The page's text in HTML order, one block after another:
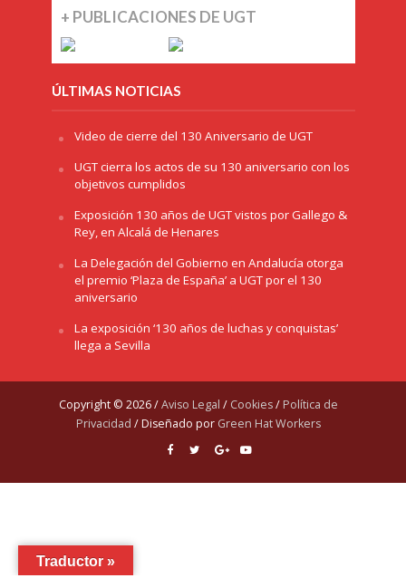
+ PUBLICACIONES DE UGT
ÚLTIMAS NOTICIAS
Video de cierre del 130 Aniversario de UGT
UGT cierra los actos de su 130 aniversario con los
objetivos cumplidos
Exposición 130 años de UGT vistos por Gallego &
Rey, en Alcalá de Henares
La Delegación del Gobierno en Andalucía otorga
el premio ‘Plaza de España’ a UGT por el 130
aniversario
La exposición ‘130 años de luchas y conquistas’
llega a Sevilla
Copyright © 2026 /Aviso Legal / Cookies/ Política de
Privacidad / Diseñado por Green Hat Workers
Traductor »